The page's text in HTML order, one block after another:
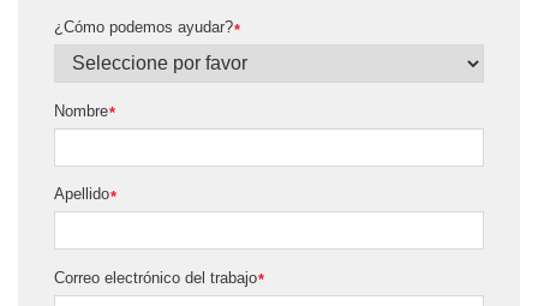
*
¿Cómo podemos ayudar?
*
Nombre
*
Apellido
*
Correo electrónico del trabajo